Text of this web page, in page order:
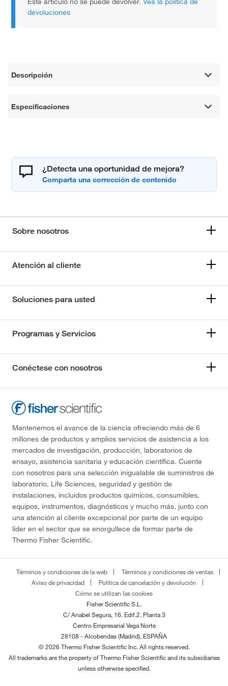
devoluciones
Descripción
Especificaciones
¿Detecta una oportunidad de mejora?
Sobre nosotros
Atención al cliente
Soluciones para usted
Programas y Servicios
Conéctese con nosotros
Mantenemos el avance de la ciencia ofreciendo más de 6
millones de productos y amplios servicios de asistencia a los
mercados de investigación, producción, laboratorios de
ensayo, asistencia sanitaria y educación científica. Cuente
con nosotros para una selección inigualable de suministros de
laboratorio, Life Sciences, seguridad y gestión de
instalaciones, incluidos productos químicos, consumibles,
equipos, instrumentos, diagnósticos y mucho más, junto con
una atención al cliente excepcional por parte de un equipo
líder en el sector que se enorgullece de formar parte de
Thermo Fisher Scientific.
Términos y condiciones de la web
Términos y condiciones de ventas
Aviso de privacidad
Política de cancelación y devolución
Cómo se utilizan las cookies
Fisher Scientific S.L.
C/ Anabel Segura, 16. Edif.2. Planta 3
Centro Empresarial Vega Norte
28108 - Alcobendas (Madrid), ESPAÑA
© 2026 Thermo Fisher Scientific Inc. All rights reserved.
All trademarks are the property of Thermo Fisher Scientific and its subsidiaries
unless otherwise specified.